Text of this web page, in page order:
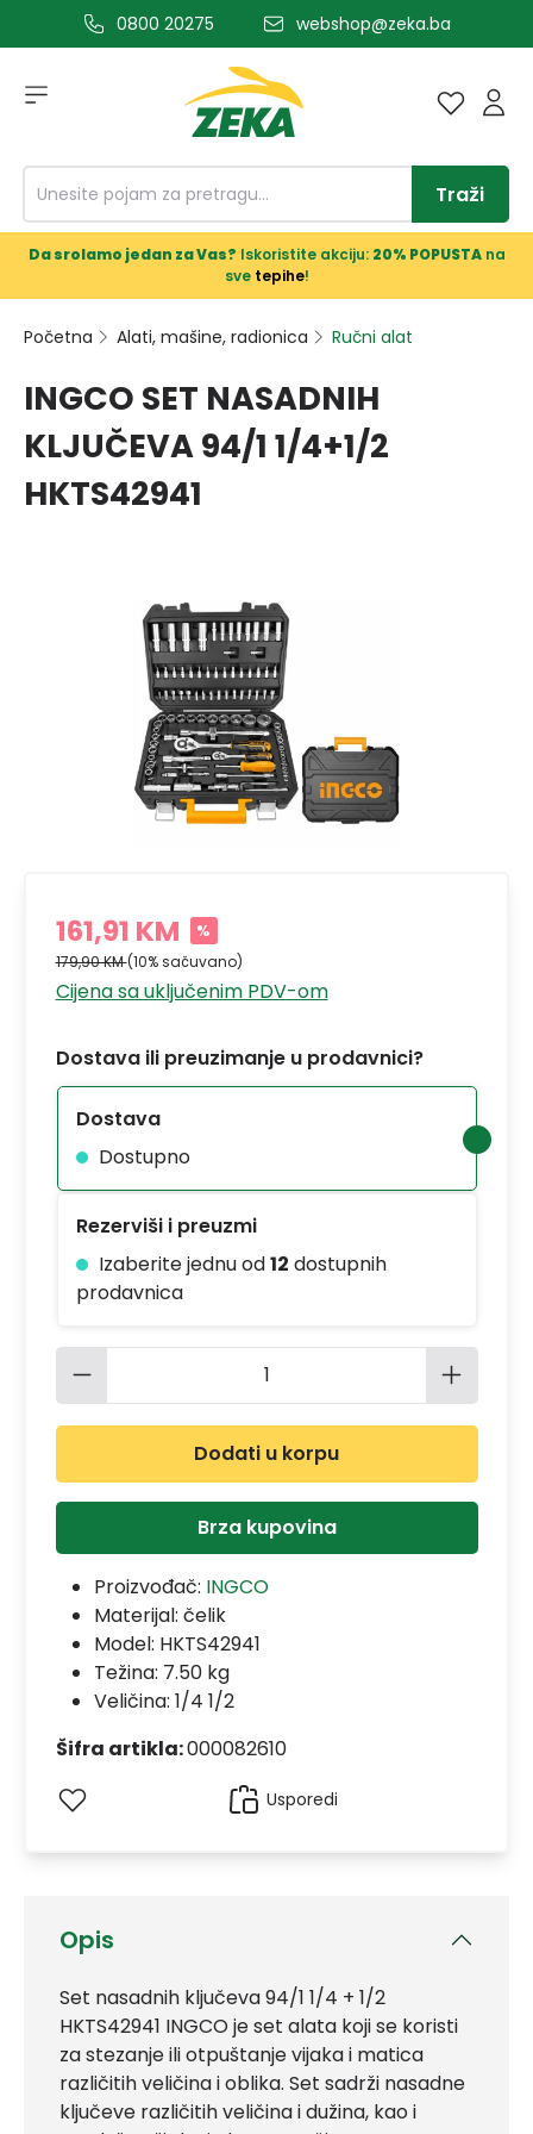
glavni sadržaj0800 20275 webshop@zeka.ba
Traži
Da srolamo jedan za Vas? Iskoristite akciju: 20% POPUSTAna
sve tepihe!
Početna Alati, mašine, radionica Ručni alat
INGCO SET NASADNIH
KLJUČEVA 94/1 1/4+1/2
HKTS42941
Opis
Set nasadnih ključeva 94/1 1/4 + 1/2
HKTS42941 INGCO je set alata koji se koristi
za stezanje ili otpuštanje vijaka i matica
različitih veličina i oblika. Set sadrži nasadne
ključeve različitih veličina i dužina, kao i
161,91 KM %
179,90 KM(10% sačuvano)
Cijena sa uključenim PDV-om
Dostava ili preuzimanje u prodavnici?
Dostava
Dostupno
Rezerviši i preuzmi
Izaberite jednu od12 dostupnih
prodavnica
Količina proizvoda: Unesite
Dodati u korpu
Brza kupovina
Proizvođač: INGCO
Materijal: čelik
Model: HKTS42941
Težina: 7.50 kg
Veličina: 1/4 1/2
Šifra artikla:000082610
Usporedi